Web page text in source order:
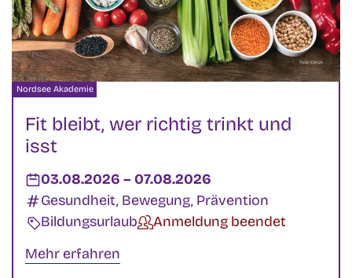
Fit bleibt, wer richtig trinkt und
isst
Veranstalter:
Nordsee Akademie
Datum:
03.08.2026 – bis
07.08.2026
Kategorien:
Gesundheit, Bewegung, Prävention
Veranstaltungsart:
BildungsurlaubStatus:
Anmeldung beendet
Mehr erfahren